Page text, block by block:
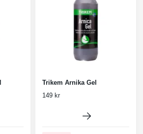
Trikem Arnika Gel
149 kr